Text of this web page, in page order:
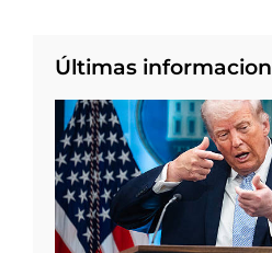
Últimas